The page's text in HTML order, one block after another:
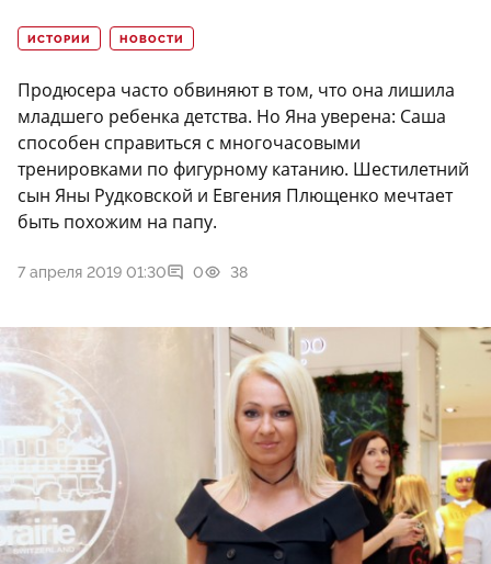
ИСТОРИИ НОВОСТИ
Продюсера часто обвиняют в том, что она лишила
младшего ребенка детства. Но Яна уверена: Саша
способен справиться с многочасовыми
тренировками по фигурному катанию. Шестилетний
сын Яны Рудковской и Евгения Плющенко мечтает
быть похожим на папу.
7 апреля 2019 01:30 0 38